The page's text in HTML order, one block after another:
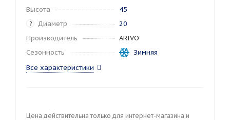
Высота
45
? Диаметр
20
Производитель
ARIVO
Сезонность
Зимняя
Все характеристики
Цена действительна только для интернет-магазина и